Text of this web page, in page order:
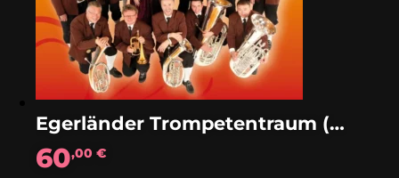
Egerländer Trompetentraum (Solo)
60,00€